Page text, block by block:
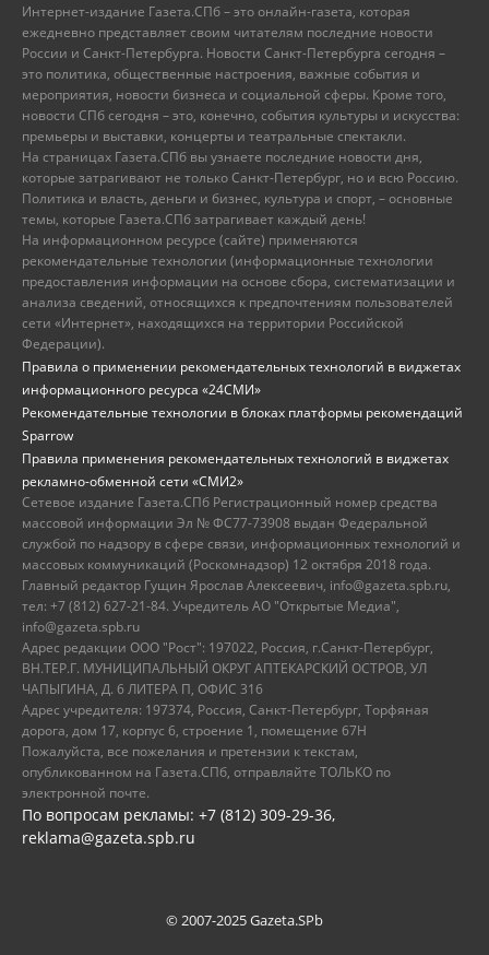
Интернет-издание Газета.СПб – это онлайн-газета, которая
ежедневно представляет своим читателям последние новости
России и Санкт-Петербурга. Новости Санкт-Петербурга сегодня –
это политика, общественные настроения, важные события и
мероприятия, новости бизнеса и социальной сферы. Кроме того,
новости СПб сегодня – это, конечно, события культуры и искусства:
премьеры и выставки, концерты и театральные спектакли.
На страницах Газета.СПб вы узнаете последние новости дня,
которые затрагивают не только Санкт-Петербург, но и всю Россию.
Политика и власть, деньги и бизнес, культура и спорт, – основные
темы, которые Газета.СПб затрагивает каждый день!
На информационном ресурсе (сайте) применяются
рекомендательные технологии (информационные технологии
предоставления информации на основе сбора, систематизации и
анализа сведений, относящихся к предпочтениям пользователей
сети «Интернет», находящихся на территории Российской
Федерации).
Правила о применении рекомендательных технологий в виджетах
информационного ресурса «24СМИ»
Рекомендательные технологии в блоках платформы рекомендаций
Sparrow
Правила применения рекомендательных технологий в виджетах
рекламно-обменной сети «СМИ2»
Сетевое издание Газета.СПб Регистрационный номер средства
массовой информации Эл № ФС77-73908 выдан Федеральной
службой по надзору в сфере связи, информационных технологий и
массовых коммуникаций (Роскомнадзор) 12 октября 2018 года.
Главный редактор Гущин Ярослав Алексеевич, info@gazeta.spb.ru,
тел: +7 (812) 627-21-84. Учредитель АО "Открытые Медиа",
info@gazeta.spb.ru
Адрес редакции ООО "Рост": 197022, Россия, г.Санкт-Петербург,
ВН.ТЕР.Г. МУНИЦИПАЛЬНЫЙ ОКРУГ АПТЕКАРСКИЙ ОСТРОВ, УЛ
ЧАПЫГИНА, Д. 6 ЛИТЕРА П, ОФИС 316
Адрес учредителя: 197374, Россия, Санкт-Петербург, Торфяная
дорога, дом 17, корпус 6, строение 1, помещение 67Н
Пожалуйста, все пожелания и претензии к текстам,
опубликованном на Газета.СПб, отправляйте ТОЛЬКО по
электронной почте.
По вопросам рекламы: +7 (812) 309-29-36,
reklama@gazeta.spb.ru
© 2007-2025 Gazeta.SPb